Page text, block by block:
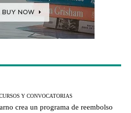
Y CONVOCATORIAS
crea un programa de reembolso